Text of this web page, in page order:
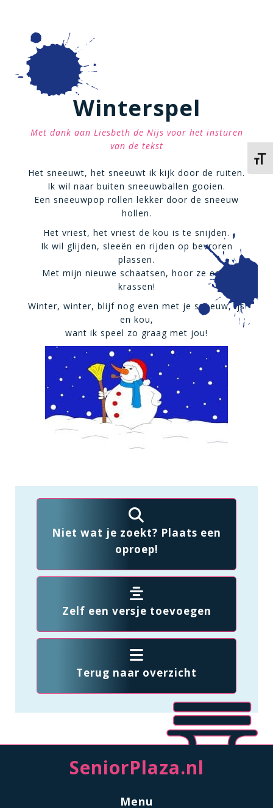
Winterspel
Met dank aan Liesbeth de Nijs voor het insturen
van de tekst
Het sneeuwt, het sneeuwt ik kijk door de ruiten.
Ik wil naar buiten sneeuwballen gooien.
Een sneeuwpop rollen lekker door de sneeuw
hollen.
Het vriest, het vriest de kou is te snijden.
Ik wil glijden, sleeën en rijden op bevroren
plassen.
Met mijn nieuwe schaatsen, hoor ze eens
krassen!
Winter, winter, blijf nog even met je sneeuw, ijs
en kou,
want ik speel zo graag met jou!
Niet wat je zoekt? Plaats een
oproep!
Zelf een versje toevoegen
Terug naar overzicht
SeniorPlaza.nl
Menu